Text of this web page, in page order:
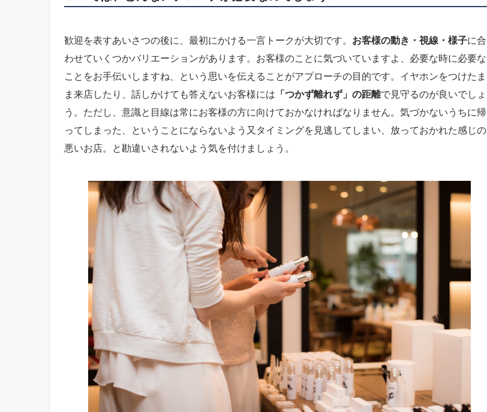
歓迎を表すあいさつの後に、最初にかける一言トークが大切です。 お客様の動き・視線・様子に合
わせていくつかバリエーションがあります。お客様のことに気づいていますよ、必要な時に必要な
ことをお手伝いしますね、という思いを伝えることがアプローチの目的です。イヤホンをつけたま
ま来店したり、話しかけても答えないお客様には 「つかず離れず」の距離で見守るのが良いでしょ
う。ただし、意識と目線は常にお客様の方に向けておかなければなりません。気づかないうちに帰
ってしまった、ということにならないよう又タイミングを見逃してしまい、放っておかれた感じの
悪いお店。と勘違いされないよう気を付けましょう。